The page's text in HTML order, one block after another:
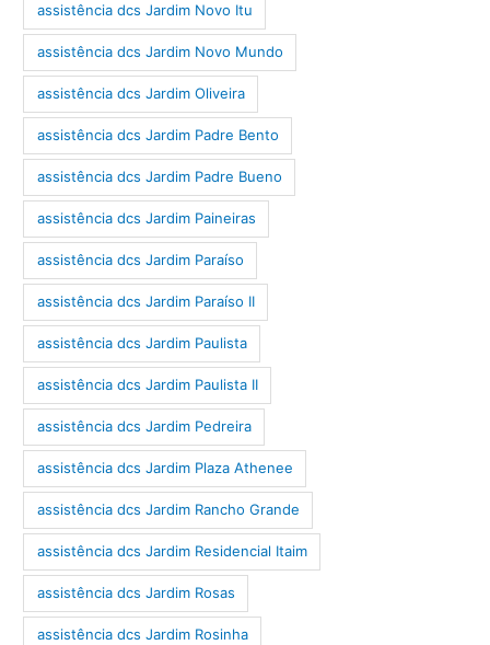
assistência dcs Jardim Novo Itu
assistência dcs Jardim Novo Mundo
assistência dcs Jardim Oliveira
assistência dcs Jardim Padre Bento
assistência dcs Jardim Padre Bueno
assistência dcs Jardim Paineiras
assistência dcs Jardim Paraíso
assistência dcs Jardim Paraíso II
assistência dcs Jardim Paulista
assistência dcs Jardim Paulista II
assistência dcs Jardim Pedreira
assistência dcs Jardim Plaza Athenee
assistência dcs Jardim Rancho Grande
assistência dcs Jardim Residencial Itaim
assistência dcs Jardim Rosas
assistência dcs Jardim Rosinha